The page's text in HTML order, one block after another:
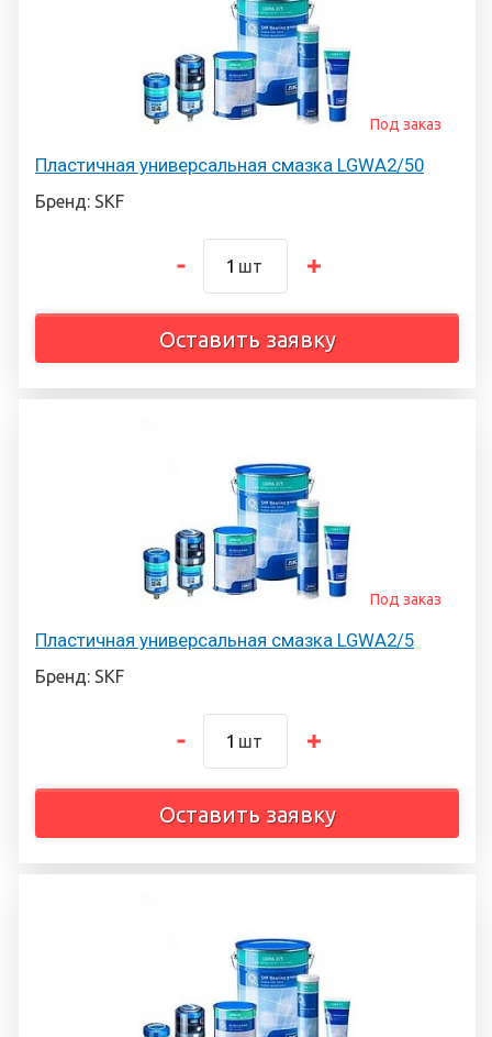
Пластичная универсальная смазка LGWA2/50
Под заказ
Бренд: SKF
шт
Оставить заявку
Пластичная универсальная смазка LGWA2/5
Под заказ
Бренд: SKF
шт
Оставить заявку